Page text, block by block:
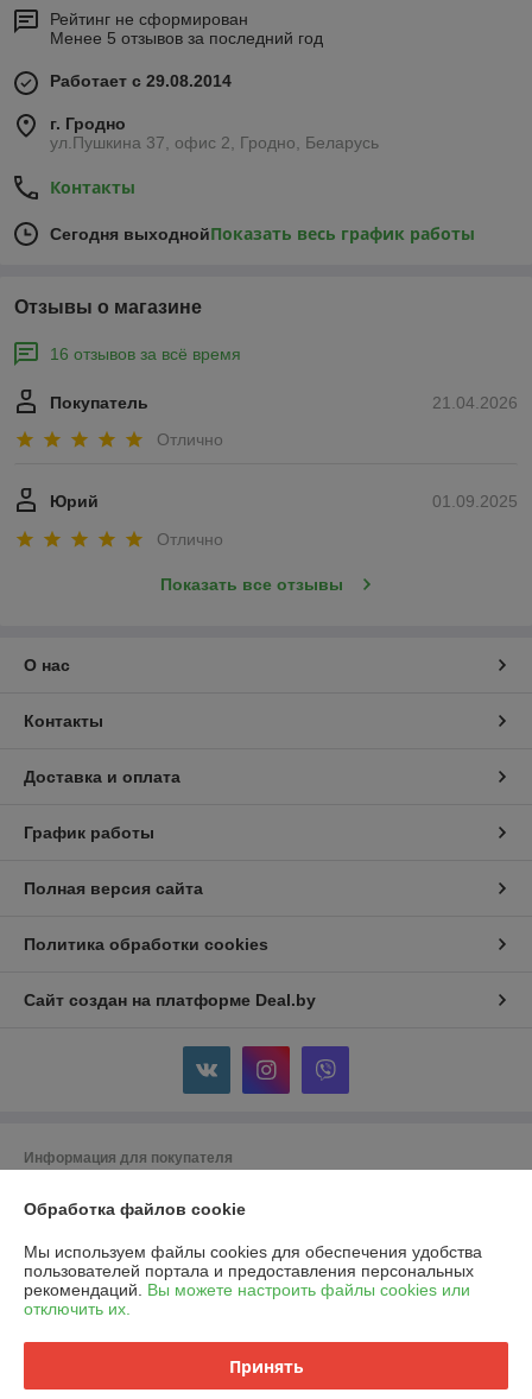
Рейтинг не сформирован
Менее 5 отзывов за последний год
Работает с 29.08.2014
г. Гродно
ул.Пушкина 37, офис 2, Гродно, Беларусь
Контакты
Сегодня выходнойПоказать весь график работы
Отзывы о магазине
16 отзывов за всё время
21.04.2026
Покупатель
Отлично
01.09.2025
Юрий
Отлично
Показать все отзывы
О нас
Контакты
Доставка и оплата
График работы
Полная версия сайта
Политика обработки cookies
Сайт создан на платформе Deal.by
Информация для покупателя
г.ГРОДНО, ул.ЛИДСКАЯ, дом 15 А, 230025, РЕСПУБЛИКА БЕЛАРУСЬ,
Регистрационный номер ЕГР: 591048432
УНП: 591048432
Регистрационный орган: Гродненский городской исполнительный
Обработка файлов cookie
Мы используем файлы cookies для обеспечения удобства
пользователей портала и предоставления персональных
рекомендаций. Вы можете настроить файлы cookies или
отключить их.
Принять